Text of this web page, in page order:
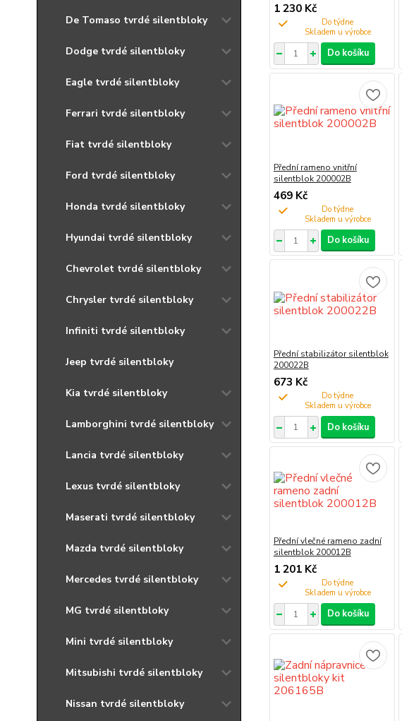
De Tomaso tvrdé silentbloky
Dodge tvrdé silentbloky
Eagle tvrdé silentbloky
Ferrari tvrdé silentbloky
Fiat tvrdé silentbloky
Ford tvrdé silentbloky
Honda tvrdé silentbloky
Hyundai tvrdé silentbloky
Chevrolet tvrdé silentbloky
Chrysler tvrdé silentbloky
Infiniti tvrdé silentbloky
Jeep tvrdé silentbloky
Kia tvrdé silentbloky
Lamborghini tvrdé silentbloky
Lancia tvrdé silentbloky
Lexus tvrdé silentbloky
Maserati tvrdé silentbloky
Mazda tvrdé silentbloky
Mercedes tvrdé silentbloky
MG tvrdé silentbloky
Mini tvrdé silentbloky
Mitsubishi tvrdé silentbloky
Nissan tvrdé silentbloky
1 230 Kč
Do týdne
Do košíku
Přední rameno vnitřní
silentblok 200002B
469 Kč
Do týdne
Do košíku
Přední stabilizátor silentblok
200022B
673 Kč
Do týdne
Do košíku
Přední vlečné rameno zadní
silentblok 200012B
1 201 Kč
Do týdne
Do košíku